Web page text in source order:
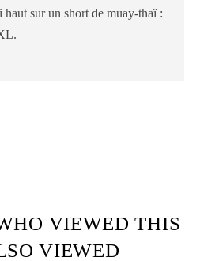
haut sur un short de muay-thaï :
VIEWED THIS
VIEWED